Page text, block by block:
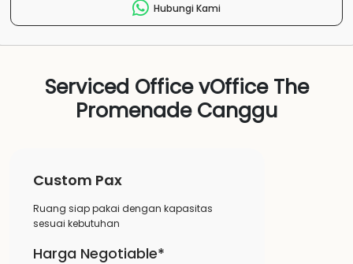
Hubungi Kami
Serviced Office vOffice The
Promenade Canggu
Custom Pax
Ruang siap pakai dengan kapasitas
sesuai kebutuhan
Harga Negotiable*